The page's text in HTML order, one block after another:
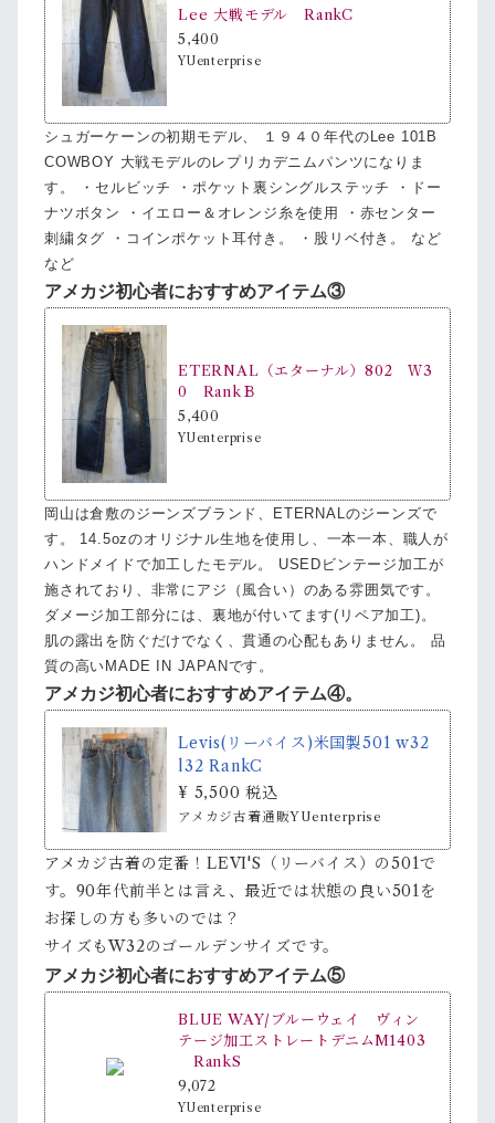
Lee 大戦モデル RankC
5,400
YUenterprise
シュガーケーンの初期モデル、 １９４０年代のLee 101B
COWBOY 大戦モデルのレプリカデニムパンツになりま
す。 ・セルビッチ ・ポケット裏シングルステッチ ・ドー
ナツボタン ・イエロー＆オレンジ糸を使用 ・赤センター
刺繍タグ ・コインポケット耳付き。 ・股リベ付き。 など
など
アメカジ初心者におすすめアイテム③
ETERNAL（エターナル）802 Ｗ3
0 RankＢ
5,400
YUenterprise
岡山は倉敷のジーンズブランド、ETERNALのジーンズで
す。 14.5ozのオリジナル生地を使用し、一本一本、職人が
ハンドメイドで加工したモデル。 USEDビンテージ加工が
施されており、非常にアジ（風合い）のある雰囲気です。
ダメージ加工部分には、裏地が付いてます(リペア加工)。
肌の露出を防ぐだけでなく、貫通の心配もありません。 品
質の高いMADE IN JAPANです。
アメカジ初心者におすすめアイテム④。
Levis(リーバイス)米国製501 w32
l32 RankC
¥ 5,500 税込
アメカジ古着通販YUenterprise
アメカジ古着の定番！LEVI'S（リーバイス）の501で
す。90年代前半とは言え、最近では状態の良い501を
お探しの方も多いのでは？
サイズもW32のゴールデンサイズです。
アメカジ初心者におすすめアイテム⑤
BLUE WAY/ブルーウェイ ヴィン
テージ加工ストレートデニムM1403
RankS
9,072
YUenterprise